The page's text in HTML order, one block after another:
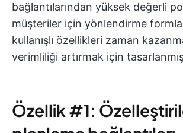
bağlantılarından yüksek değerli
müşteriler için yönlendirme
kullanışlı özellikleri zaman
verimliliği artırmak için
Özellik #1: